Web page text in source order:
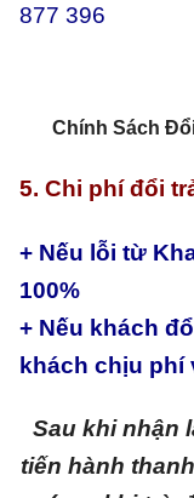
877 396
Chính Sách
5. Chi phí đổi
+ Nếu lỗi từ
100%
+ Nếu khách
khách chịu phí
Sau khi nhận
tiến hành